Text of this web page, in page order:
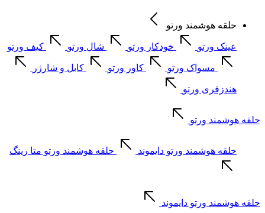
حلقه هوشمند ورتو
عینک ورتو خودکار ورتو شال ورتو کیف ورتو
مسواک ورتو کاور ورتو کابل و شارژر
هندزفری ورتو
حلقه هوشمند ورتو
حلقه هوشمند ورتو دایموند حلقه هوشمند ورتو متا رینگ
حلقه هوشمند ورتو دایموند